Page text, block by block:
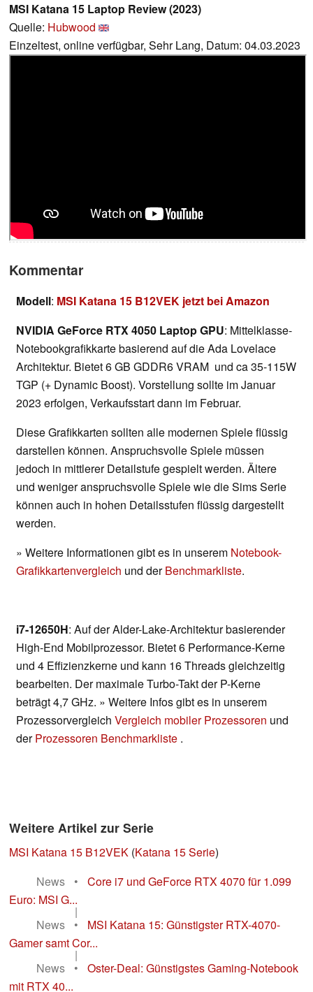
MSI Katana 15 Laptop Review (2023)
Quelle: Hubwood
Einzeltest, online verfügbar, Sehr Lang, Datum: 04.03.2023
Kommentar
Modell: MSI Katana 15 B12VEK jetzt bei Amazon
NVIDIA GeForce RTX 4050 Laptop GPU: Mittelklasse-
Notebookgrafikkarte basierend auf die Ada Lovelace
Architektur. Bietet 6 GB GDDR6 VRAM und ca 35-115W
TGP (+ Dynamic Boost). Vorstellung sollte im Januar
2023 erfolgen, Verkaufsstart dann im Februar.
Diese Grafikkarten sollten alle modernen Spiele flüssig
darstellen können. Anspruchsvolle Spiele müssen
jedoch in mittlerer Detailstufe gespielt werden. Ältere
und weniger anspruchsvolle Spiele wie die Sims Serie
können auch in hohen Detailsstufen flüssig dargestellt
werden.
» Weitere Informationen gibt es in unserem Notebook-
Grafikkartenvergleich und derBenchmarkliste.
i7-12650H: Auf der Alder-Lake-Architektur basierender
High-End Mobilprozessor. Bietet 6 Performance-Kerne
und 4 Effizienzkerne und kann 16 Threads gleichzeitig
bearbeiten. Der maximale Turbo-Takt der P-Kerne
beträgt 4,7 GHz. » Weitere Infos gibt es in unserem
Prozessorvergleich Vergleich mobiler Prozessoren und
derProzessoren Benchmarkliste .
Weitere Artikel zur Serie
MSI Katana 15 B12VEK (Katana 15 Serie)
News
•
Core i7 und GeForce RTX 4070 für 1.099
Euro: MSI G...
|
News
•
MSI Katana 15: Günstigster RTX-4070-
Gamer samt Cor...
|
News
•
Oster-Deal: Günstigstes Gaming-Notebook
mit RTX 40...